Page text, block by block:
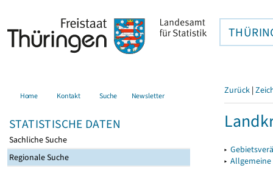
Home Kontakt Suche Newsletter
STATISTISCHE DATEN
Sachliche Suche
Regionale Suche
Zurück |
▸
▸